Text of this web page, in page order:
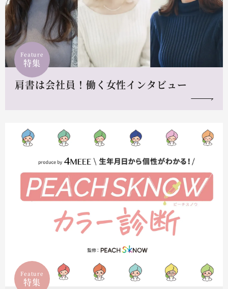
Feature
特集
肩書は会社員！働く女性インタビュー
Feature
特集